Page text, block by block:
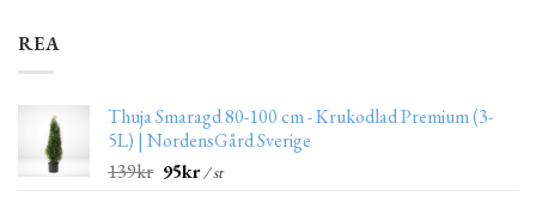
REA
Thuja Smaragd 80-100 cm - Krukodlad Premium (3-
5L) | NordensGård Sverige
139kr 95kr/ st